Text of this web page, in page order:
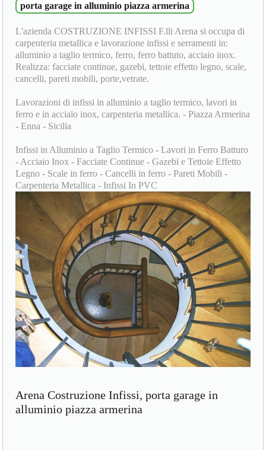
porta garage in alluminio piazza armerina
L'azienda COSTRUZIONE INFISSI F.lli Arena si occupa di
carpenteria metallica e lavorazione infissi e serramenti in:
alluminio a taglio termico, ferro, ferro battuto, acciaio inox.
Realizza: facciate continue, gazebi, tettoie effetto legno, scale,
cancelli, pareti mobili, porte,vetrate.
Lavorazioni di infissi in alluminio a taglio termico, lavori in
ferro e in acciaio inox, carpenteria metallica. - Piazza Armerina
- Enna - Sicilia
Infissi in Alluminio a Taglio Termico - Lavori in Ferro Batturo
- Acciaio Inox - Facciate Continue - Gazebi e Tettoie Effetto
Legno - Scale in ferro - Cancelli in ferro - Pareti Mobili -
Carpenteria Metallica - Infissi In PVC
Arena Costruzione Infissi, porta garage in
alluminio piazza armerina